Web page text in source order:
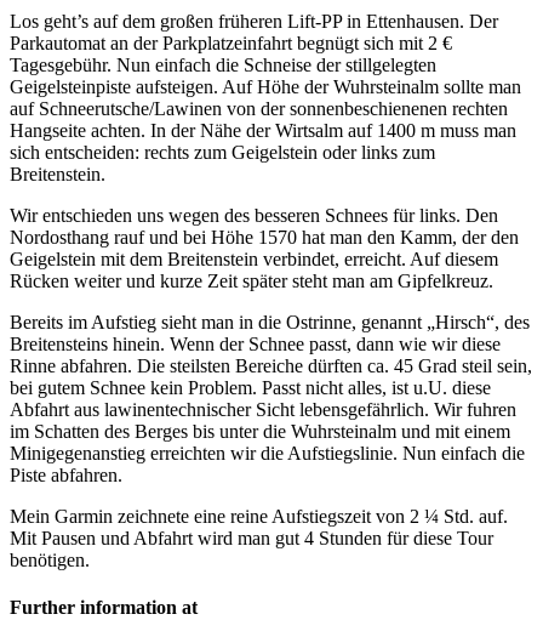
Los geht’s auf dem großen früheren Lift-PP in Ettenhausen. Der
Parkautomat an der Parkplatzeinfahrt begnügt sich mit 2 €
Tagesgebühr. Nun einfach die Schneise der stillgelegten
Geigelsteinpiste aufsteigen. Auf Höhe der Wuhrsteinalm sollte man
auf Schneerutsche/Lawinen von der sonnenbeschienenen rechten
Hangseite achten. In der Nähe der Wirtsalm auf 1400 m muss man
sich entscheiden: rechts zum Geigelstein oder links zum
Breitenstein.
Wir entschieden uns wegen des besseren Schnees für links. Den
Nordosthang rauf und bei Höhe 1570 hat man den Kamm, der den
Geigelstein mit dem Breitenstein verbindet, erreicht. Auf diesem
Rücken weiter und kurze Zeit später steht man am Gipfelkreuz.
Bereits im Aufstieg sieht man in die Ostrinne, genannt „Hirsch“, des
Breitensteins hinein. Wenn der Schnee passt, dann wie wir diese
Rinne abfahren. Die steilsten Bereiche dürften ca. 45 Grad steil sein,
bei gutem Schnee kein Problem. Passt nicht alles, ist u.U. diese
Abfahrt aus lawinentechnischer Sicht lebensgefährlich. Wir fuhren
im Schatten des Berges bis unter die Wuhrsteinalm und mit einem
Minigegenanstieg erreichten wir die Aufstiegslinie. Nun einfach die
Piste abfahren.
Mein Garmin zeichnete eine reine Aufstiegszeit von 2 ¼ Std. auf.
Mit Pausen und Abfahrt wird man gut 4 Stunden für diese Tour
benötigen.
Further information at